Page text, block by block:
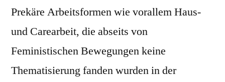
Prekäre Arbeitsformen wie vorallem Haus-
und Carearbeit, die abseits von
Feministischen Bewegungen keine
Thematisierung fanden wurden in der